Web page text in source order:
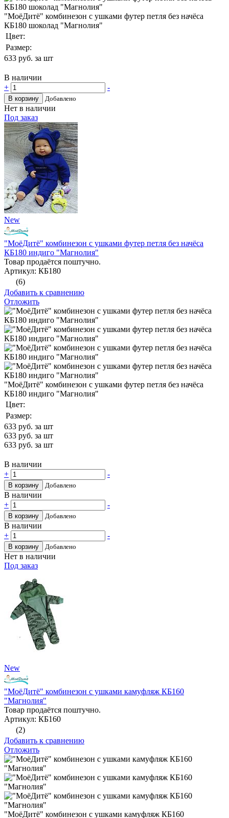
"МоёДитё" комбинезон с ушками футер петля без начёса
КБ180 шоколад "Магнолия"
Цвет:
Размер:
633 руб. за шт
В наличии
+
-
В корзину Добавлено
Нет в наличии
Под заказ
New
"МоёДитё" комбинезон с ушками футер петля без начёса
КБ180 индиго "Магнолия"
Товар продаётся поштучно.
Артикул: КБ180
(6)
Добавить к сравнению
Отложить
"МоёДитё" комбинезон с ушками футер петля без начёса
КБ180 индиго "Магнолия"
Цвет:
Размер:
633 руб. за шт
633 руб. за шт
633 руб. за шт
В наличии
+
-
В корзину Добавлено
В наличии
+
-
В корзину Добавлено
В наличии
+
-
В корзину Добавлено
Нет в наличии
Под заказ
New
"МоёДитё" комбинезон с ушками камуфляж КБ160
"Магнолия"
Товар продаётся поштучно.
Артикул: КБ160
(2)
Добавить к сравнению
Отложить
"МоёДитё" комбинезон с ушками камуфляж КБ160